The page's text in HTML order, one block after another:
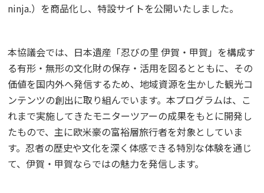
ninja.）を商品化し、特設サイトを公開いたしました。
本協議会では、日本遺産「忍びの里 伊賀・甲賀」を構成す
る有形・無形の文化財の保存・活用を図るとともに、その
価値を国内外へ発信するため、地域資源を生かした観光コ
ンテンツの創出に取り組んでいます。本プログラムは、こ
れまで実施してきたモニターツアーの成果をもとに開発し
たもので、主に欧米豪の富裕層旅行者を対象としていま
す。忍者の歴史や文化を深く体感できる特別な体験を通じ
て、伊賀・甲賀ならではの魅力を発信します。